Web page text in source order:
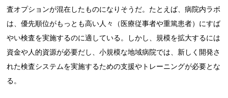
査オプションが混在したものになりそうだ。たとえば、病院内ラボ
は、優先順位がもっとも高い人々（医療従事者や重篤患者）にすば
やい検査を実施するのに適している。しかし、規模を拡大するには
資金や人的資源が必要だし、小規模な地域病院では、新しく開発さ
れた検査システムを実施するための支援やトレーニングが必要とな
る。